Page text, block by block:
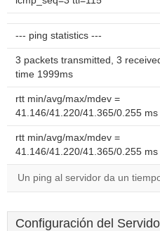
--- ping statistics ---
3 packets transmitted, 3
time 1999ms
rtt min/avg/max/mdev =
41.146/41.220/41.365/0.255 ms
rtt min/avg/max/mdev =
41.146/41.220/41.365/0.255 ms
Un ping al servidor da un
Configuración del